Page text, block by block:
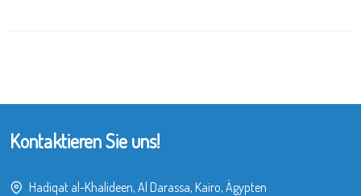
Kontaktieren Sie uns!
Hadiqat al-Khalideen, Al Darassa, Kairo, Ägypten